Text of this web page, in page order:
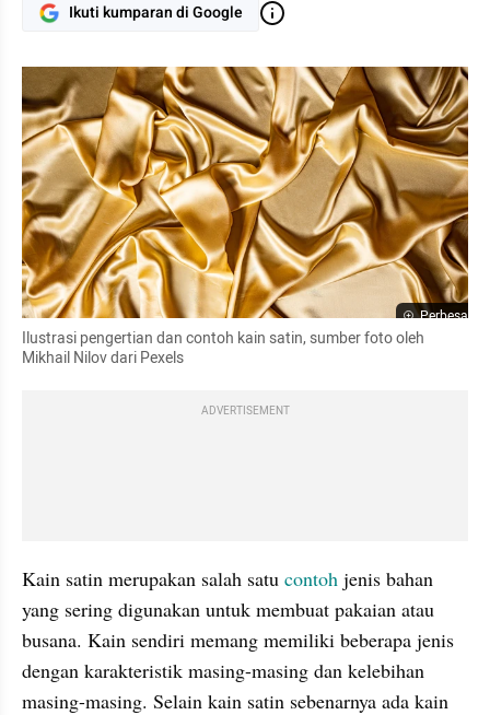
Ikuti kumparan di Google
Perbesar
Ilustrasi pengertian dan contoh kain satin, sumber foto oleh
Mikhail Nilov dari Pexels
ADVERTISEMENT
Kain satin merupakan salah satu contoh jenis bahan
yang sering digunakan untuk membuat pakaian atau
busana. Kain sendiri memang memiliki beberapa jenis
dengan karakteristik masing-masing dan kelebihan
masing-masing. Selain kain satin sebenarnya ada kain